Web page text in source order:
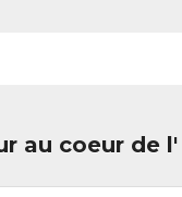
au coeur de